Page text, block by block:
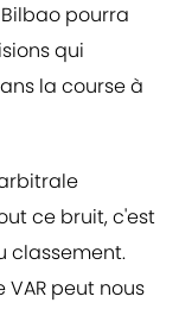
pourra
qui
la course à
ce bruit, c'est
classement.
peut nous